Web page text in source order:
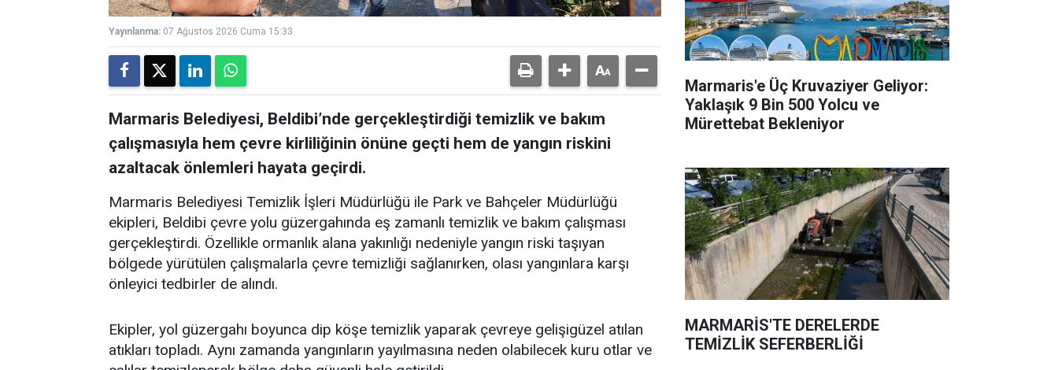
Yayınlanma: 07 Ağustos 2026 Cuma 15:33
Marmaris Belediyesi, Beldibi’nde gerçekleştirdiği temizlik ve bakım
çalışmasıyla hem çevre kirliliğinin önüne geçti hem de yangın riskini
azaltacak önlemleri hayata geçirdi.
Marmaris Belediyesi Temizlik İşleri Müdürlüğü ile Park ve Bahçeler Müdürlüğü
ekipleri, Beldibi çevre yolu güzergahında eş zamanlı temizlik ve bakım çalışması
gerçekleştirdi. Özellikle ormanlık alana yakınlığı nedeniyle yangın riski taşıyan
bölgede yürütülen çalışmalarla çevre temizliği sağlanırken, olası yangınlara karşı
önleyici tedbirler de alındı.
Ekipler, yol güzergahı boyunca dip köşe temizlik yaparak çevreye gelişigüzel atılan
atıkları topladı. Aynı zamanda yangınların yayılmasına neden olabilecek kuru otlar ve
Marmaris'e Üç Kruvaziyer Geliyor:
Yaklaşık 9 Bin 500 Yolcu ve
Mürettebat Bekleniyor
MARMARİS'TE DERELERDE
TEMİZLİK SEFERBERLİĞİ